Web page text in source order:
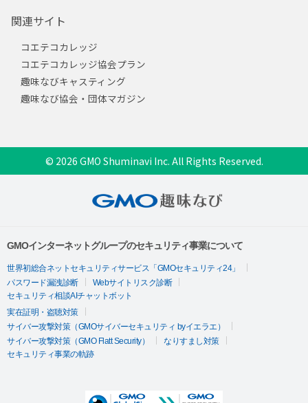
関連サイト
コエテコカレッジ
コエテコカレッジ協会プラン
趣味なびキャスティング
趣味なび協会・団体マガジン
© 2026 GMO Shuminavi Inc. All Rights Reserved.